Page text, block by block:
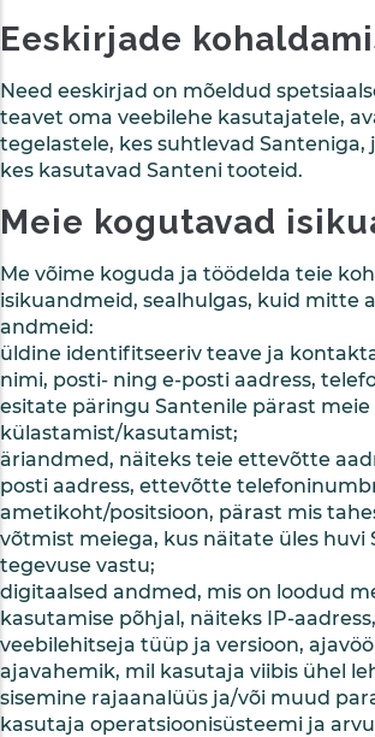
Eeskirjade
Need eeskirjad on mõeldud
teavet oma veebilehe kasutajatele,
tegelastele, kes suhtlevad Santeniga,
kes kasutavad Santeni tooteid.
Meie kogutavad
Me võime koguda ja töödelda teie
isikuandmeid, sealhulgas, kuid mitte
andmeid:
üldine identifitseeriv teave ja
nimi, posti- ning e-posti aadress,
esitate päringu Santenile pärast meie
külastamist/kasutamist;
äriandmed, näiteks teie ettevõtte
posti aadress, ettevõtte
ametikoht/positsioon, pärast mis
võtmist meiega, kus näitate üles huvi
tegevuse vastu;
digitaalsed andmed, mis on loodud
kasutamise põhjal, näiteks IP-
veebilehitseja tüüp ja versioon,
ajavahemik, mil kasutaja viibis ühel
sisemine rajaanalüüs ja/või muud
kasutaja operatsioonisüsteemi ja